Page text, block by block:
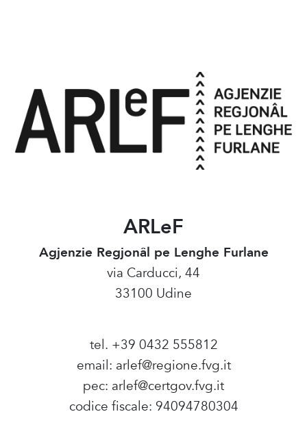
ARLeF
Agjenzie Regjonâl pe Lenghe Furlane
via Carducci, 44
33100 Udine
tel. +39 0432 555812
email: arlef@regione.fvg.it
pec: arlef@certgov.fvg.it
codice fiscale: 94094780304